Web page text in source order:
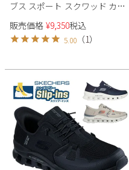
ブス スポート スクワッド カオ
ス - カレント ミューズ 117497W
レディース
販売価格 ¥9,350税込
5.00 （1）